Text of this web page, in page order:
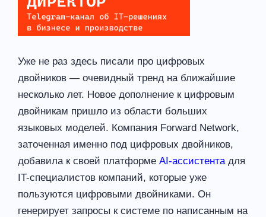
Уже не раз здесь писали про цифровых
двойников — очевидный тренд на ближайшие
несколько лет. Новое дополнение к цифровым
двойникам пришло из области больших
языковых моделей. Компания Forward Network,
заточенная именно под цифровых двойников,
добавила к своей платформе AI-ассистентадля
IT-специалистов компаний, которые уже
пользуются цифровыми двойниками. Он
генерирует запросы к системе по написанным на